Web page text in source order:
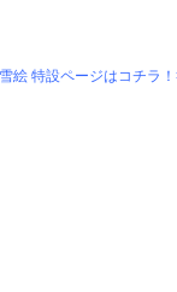
絵 特設ページはコチラ